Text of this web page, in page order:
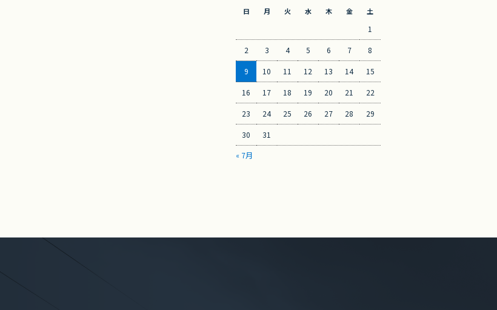
日 月 火 水 木 金 土
« 7月
1
2 3 4 5 6 7 8
9 10 11 12 13 14 15
16 17 18 19 20 21 22
23 24 25 26 27 28 29
30 31